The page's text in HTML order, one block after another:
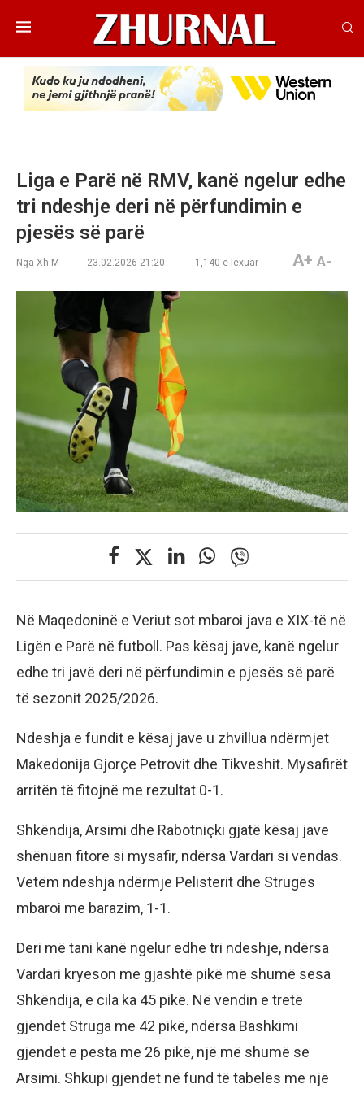
Liga e Parë në RMV, kanë ngelur edhe
tri ndeshje deri në përfundimin e
pjesës së parë
Nga Xh M 23.02.2026 21:20 1,140 e lexuar A+ A-
Në Maqedoninë e Veriut sot mbaroi java e XIX-të në
Ligën e Parë në futboll. Pas kësaj jave, kanë ngelur
edhe tri javë deri në përfundimin e pjesës së parë
të sezonit 2025/2026.
Ndeshja e fundit e kësaj jave u zhvillua ndërmjet
Makedonija Gjorçe Petrovit dhe Tikveshit. Mysafirët
arritën të fitojnë me rezultat 0-1.
Shkëndija, Arsimi dhe Rabotniçki gjatë kësaj jave
shënuan fitore si mysafir, ndërsa Vardari si vendas.
Vetëm ndeshja ndërmje Pelisterit dhe Strugës
mbaroi me barazim, 1-1.
Deri më tani kanë ngelur edhe tri ndeshje, ndërsa
Vardari kryeson me gjashtë pikë më shumë sesa
Shkëndija, e cila ka 45 pikë. Në vendin e tretë
gjendet Struga me 42 pikë, ndërsa Bashkimi
gjendet e pesta me 26 pikë, një më shumë se
Arsimi. Shkupi gjendet në fund të tabelës me një